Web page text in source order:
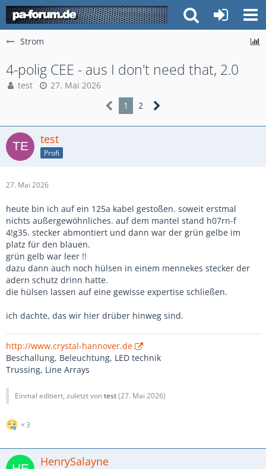
Strom
4-polig CEE - aus I don't need that, 2.0
test
27. Mai 2026
1
2
test
Profi
27. Mai 2026
heute bin ich auf ein 125a kabel gestoßen. soweit erstmal
nichts außergewöhnliches. auf dem mantel stand h07rn-f
4!g35. stecker abmontiert und dann war der grün gelbe im
platz für den blauen.
grün gelb war leer !!
dazu dann auch noch hülsen in einem mennekes stecker der
adern schutz drinn hatte.
die hülsen lassen auf eine gewisse expertise schließen.
ich dachte, das wir hier drüber hinweg sind.
http://www.crystal-hannover.de
Beschallung, Beleuchtung, LED technik
Trussing, Line Arrays
Einmal editiert, zuletzt vontest(27. Mai 2026)
3
HenrySalayne